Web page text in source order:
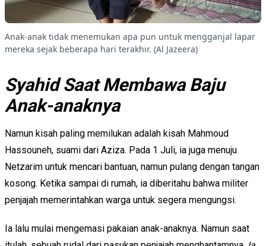
Anak-anak tidak menemukan apa pun untuk mengganjal lapar
mereka sejak beberapa hari terakhir. (Al Jazeera)
Syahid Saat Membawa Baju
Anak-anaknya
Namun kisah paling memilukan adalah kisah Mahmoud
Hassouneh, suami dari Aziza. Pada 1 Juli, ia juga menuju
Netzarim untuk mencari bantuan, namun pulang dengan tangan
kosong. Ketika sampai di rumah, ia diberitahu bahwa militer
penjajah memerintahkan warga untuk segera mengungsi.
Ia lalu mulai mengemasi pakaian anak-anaknya. Namun saat